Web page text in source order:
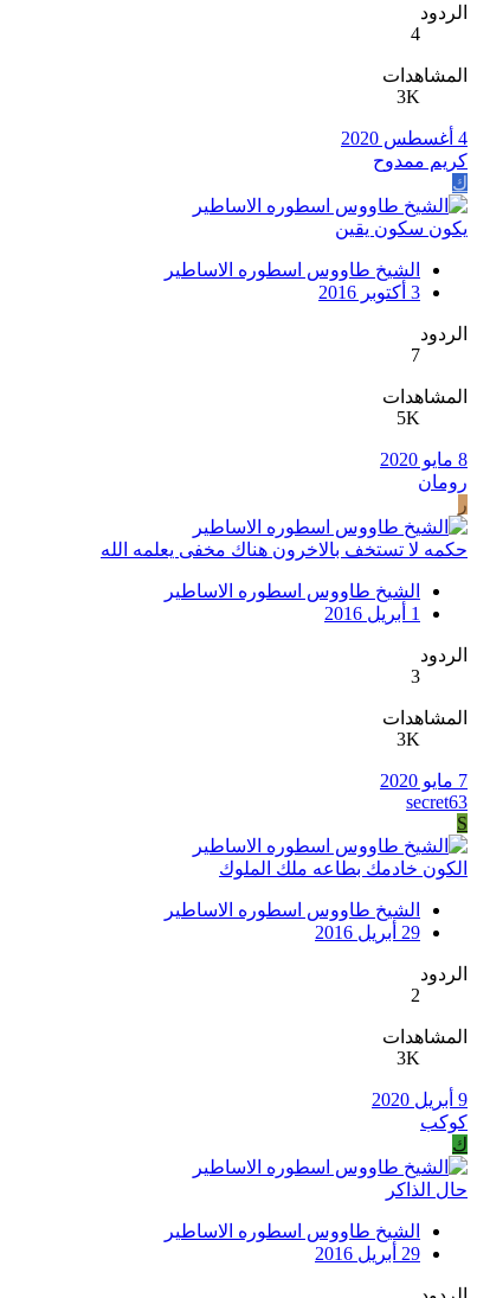
الردود
4
المشاهدات
3K
4 أغسطس 2020
كريم ممدوح
ك
يكون سكون يقين
الشيخ طاووس اسطوره الاساطير
3 أكتوبر 2016
الردود
7
المشاهدات
5K
8 مايو 2020
رومان
ر
حكمه لا تستخف بالاخرون هناك مخفى يعلمه الله
الشيخ طاووس اسطوره الاساطير
1 أبريل 2016
الردود
3
المشاهدات
3K
7 مايو 2020
secret63
S
الكون خادمك بطاعه ملك الملوك
الشيخ طاووس اسطوره الاساطير
29 أبريل 2016
الردود
2
المشاهدات
3K
9 أبريل 2020
كوكب
ك
حال الذاكر
الشيخ طاووس اسطوره الاساطير
29 أبريل 2016